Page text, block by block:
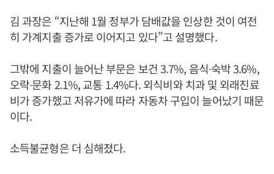
김 과장은 “지난해 1월 정부가 담배값을 인상한 것이 여전
히 가계지출 증가로 이어지고 있다”고 설명했다.
그밖에 지출이 늘어난 부문은 보건 3.7%, 음식∙숙박 3.6%,
오락∙문화 2.1%, 교통 1.4%다. 외식비와 치과 및 외래진료
비가 증가했고 저유가에 따라 자동차 구입이 늘어났기 때문
이다.
소득불균형은 더 심해졌다.